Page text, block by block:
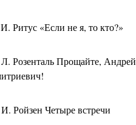
Ритус «Если не я, то кто?»
Розенталь Прощайте, Андрей
Ройзен Четыре встречи